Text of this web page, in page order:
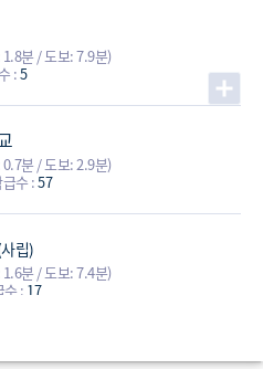
분 / 도보: 7.9분)
:5
분 / 도보: 2.9분)
수 :57
립)
분 / 도보: 7.4분)
수 : 17
분 / 도보: 16.7분)